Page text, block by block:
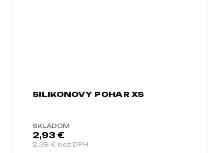
SILIKÓNOVÝ POHÁR XS
SKLADOM
2,38 € bez DPH
2,93 €